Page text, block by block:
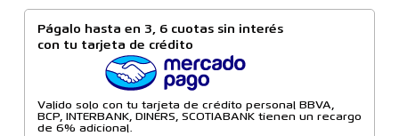
Págalo hasta en 3, 6 cuotas sin interés
con tu tarjeta de crédito
Valido solo con tu tarjeta de crédito personal BBVA,
BCP, INTERBANK, DINERS, SCOTIABANK tienen un recargo
de 6% adicional.